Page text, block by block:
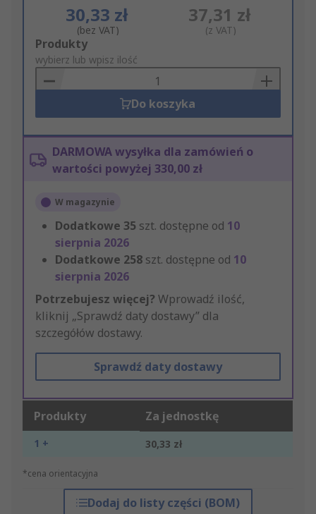
30,33 zł
(bez VAT)
37,31 zł
(z VAT)
Add
to
Basket
Produkty
wybierz lub wpisz ilość
Do koszyka
DARMOWA wysyłka dla zamówień o
wartości powyżej 330,00 zł
W magazynie
Dodatkowe 35 szt. dostępne od 10
sierpnia 2026
Dodatkowe 258 szt. dostępne od 10
sierpnia 2026
Potrzebujesz więcej? Wprowadź ilość,
kliknij „Sprawdź daty dostawy” dla
szczegółów dostawy.
Sprawdź daty dostawy
Produkty Za jednostkę
1 + 30,33 zł
*cena orientacyjna
Dodaj do listy części (BOM)